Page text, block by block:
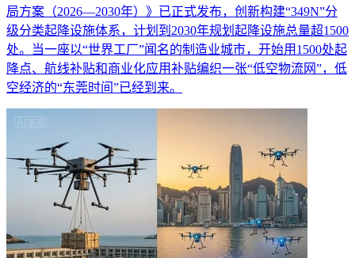
局方案（2026—2030年）》已正式发布，创新构建“349N”分
级分类起降设施体系，计划到2030年规划起降设施总量超1500
处。当一座以“世界工厂”闻名的制造业城市，开始用1500处起
降点、航线补贴和商业化应用补贴编织一张“低空物流网”，低
空经济的“东莞时间”已经到来。